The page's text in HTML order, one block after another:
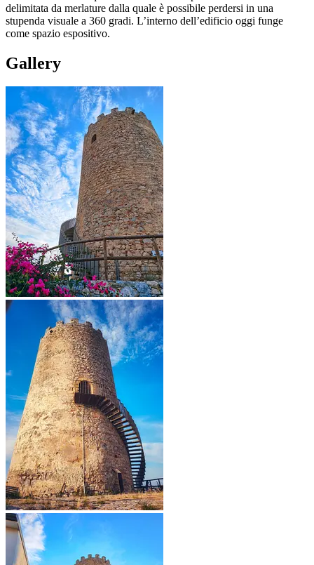
delimitata da merlature dalla quale è possibile perdersi in una
stupenda visuale a 360 gradi. L’interno dell’edificio oggi funge
come spazio espositivo.
Gallery